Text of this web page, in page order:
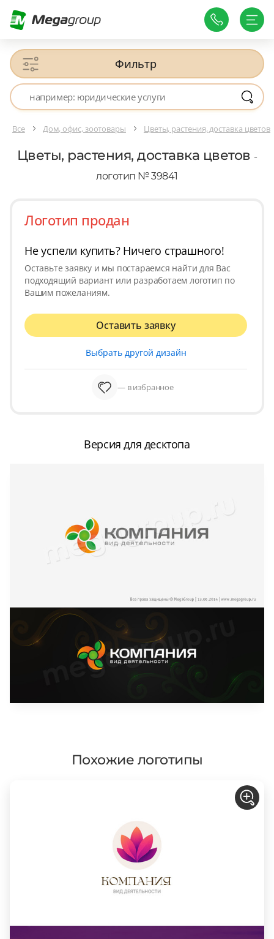
Фильтр
Все Дом, офис, зоотовары Цветы, растения, доставка цветов
Цветы, растения, доставка цветов -
логотип № 39841
Логотип продан
Не успели купить? Ничего страшного!
Оставьте заявку и мы постараемся найти для Вас
подходящий вариант или разработаем логотип по
Вашим пожеланиям.
Оставить заявку
Выбрать другой дизайн
— в избранное
Версия для десктопа
Похожие логотипы